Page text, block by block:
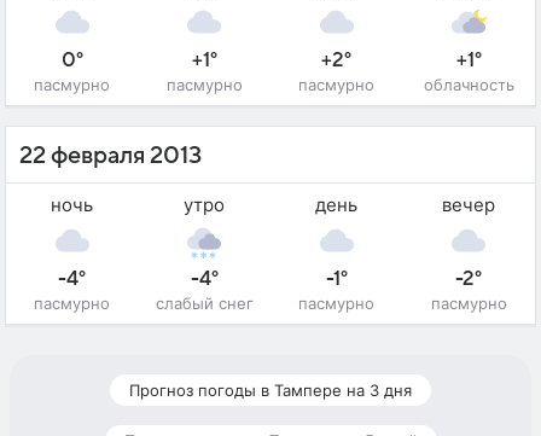
0°
пасмурно
+1°
пасмурно
+2°
пасмурно
+1°
облачность
22 февраля 2013
ночь
-4°
пасмурно
утро
-4°
слабый снег
день
-1°
пасмурно
вечер
-2°
пасмурно
Прогноз погоды в Тампере на 3 дня